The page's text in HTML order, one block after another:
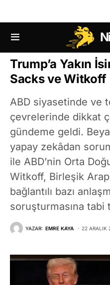
MAKRO EKONOMI HABERLERI
Trump’a Yakın
Sacks ve
ABD siyasetinde ve
çevrelerinde dikkat
gündeme geldi.
yapay zekâdan
ile ABD’nin Orta
Witkoff, Birleşik
bağlantılı bazı
soruşturmasına tabi
YAZAR: EMRE KAYA 22 ARALIK